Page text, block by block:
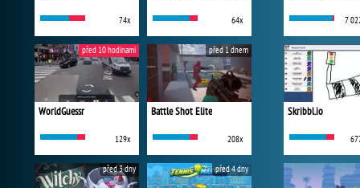
74x 64x
WorldGuessr
129x
před 10 hodinami
Battle Shot Elite
208x
před 1 dnem
před 3 dny před 4 dny
7
Skribbl.io